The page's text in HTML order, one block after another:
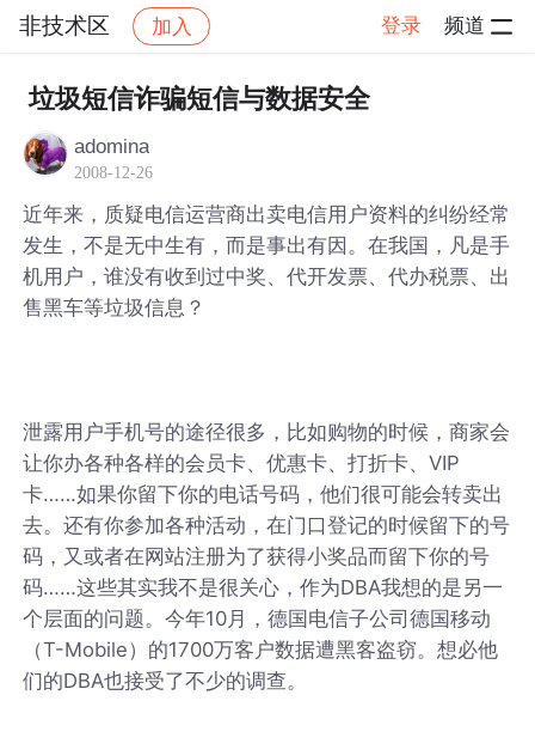
非技术区 加入 登录 频道
社区 非技术区 帖子详情
垃圾短信诈骗短信与数据安全
adomina
2008-12-26
近年来，质疑电信运营商出卖电信用户资料的纠纷经常
发生，不是无中生有，而是事出有因。在我国，凡是手
机用户，谁没有收到过中奖、代开发票、代办税票、出
售黑车等垃圾信息？
泄露用户手机号的途径很多，比如购物的时候，商家会
让你办各种各样的会员卡、优惠卡、打折卡、VIP
卡……如果你留下你的电话号码，他们很可能会转卖出
去。还有你参加各种活动，在门口登记的时候留下的号
码，又或者在网站注册为了获得小奖品而留下你的号
码……这些其实我不是很关心，作为DBA我想的是另一
个层面的问题。今年10月，德国电信子公司德国移动
（T-Mobile）的1700万客户数据遭黑客盗窃。想必他
们的DBA也接受了不少的调查。